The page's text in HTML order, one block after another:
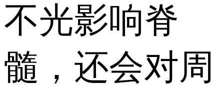
不光影响脊
髓，还会对周